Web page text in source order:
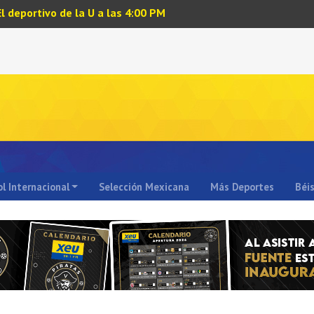
deportivo de la U a las 4:00 PM
Internacional Selección Mexicana Más Deportes